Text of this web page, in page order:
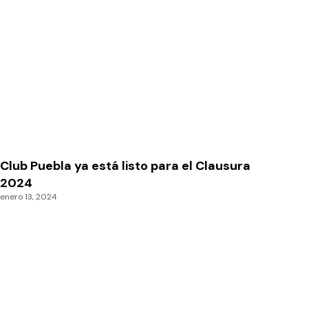
Club Puebla ya está listo para el Clausura
2024
enero 13, 2024